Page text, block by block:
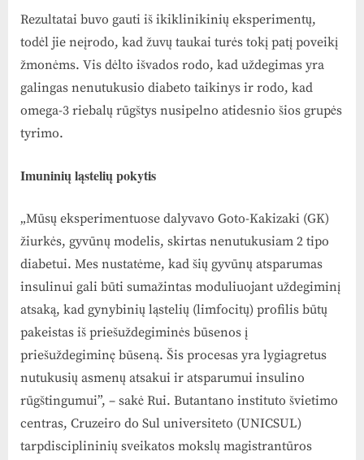
Rezultatai buvo gauti iš ikiklinikinių eksperimentų,
todėl jie neįrodo, kad žuvų taukai turės tokį patį poveikį
žmonėms. Vis dėlto išvados rodo, kad uždegimas yra
galingas nenutukusio diabeto taikinys ir rodo, kad
omega-3 riebalų rūgštys nusipelno atidesnio šios grupės
tyrimo.
Imuninių ląstelių pokytis
„Mūsų eksperimentuose dalyvavo Goto-Kakizaki (GK)
žiurkės, gyvūnų modelis, skirtas nenutukusiam 2 tipo
diabetui. Mes nustatėme, kad šių gyvūnų atsparumas
insulinui gali būti sumažintas moduliuojant uždegiminį
atsaką, kad gynybinių ląstelių (limfocitų) profilis būtų
pakeistas iš priešuždegiminės būsenos į
priešuždegiminę būseną. Šis procesas yra lygiagretus
nutukusių asmenų atsakui ir atsparumui insulino
rūgštingumui”, – sakė Rui. Butantano instituto švietimo
centras, Cruzeiro do Sul universiteto (UNICSUL)
tarpdisciplininių sveikatos mokslų magistrantūros